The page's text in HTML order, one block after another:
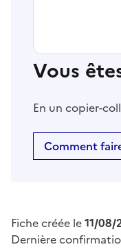
Vous
En un copier-
Comment
Fiche créée le11/08/
Dernière